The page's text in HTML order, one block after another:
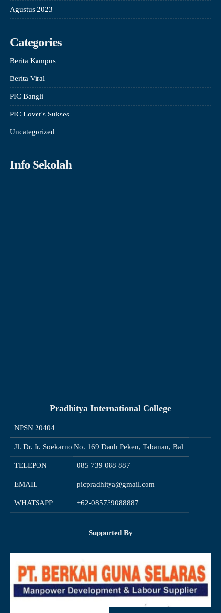
Agustus 2023
Categories
Berita Kampus
Berita Viral
PIC Bangli
PIC Lover's Sukses
Uncategorized
Info Sekolah
Pradhitya International College
NPSN 20404
Jl. Dr. Ir. Soekarno No. 169 Dauh Peken, Tabanan, Bali
TELEPON 085 739 088 887
EMAIL picpradhitya@gmail.com
WHATSAPP +62-085739088887
Supported By